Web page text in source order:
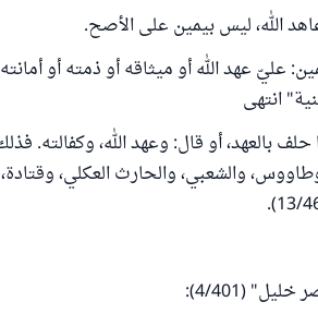
‌الله، ليس بيمين على الأصح.
عليّ عهد الله أو ميثاقه أو ذمته أو أمانته
انتهى
بالعهد، أو قال: وعهد الله، وكفالته.
والشعبي، والحارث العكلي، وقتادة،
(4/401):